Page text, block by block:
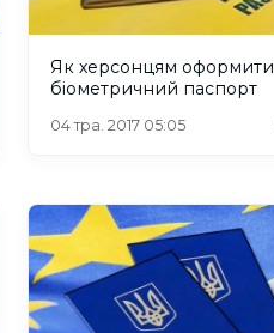
Як херсонцям оформити
біометричний паспорт
04 тра. 2017 05:05